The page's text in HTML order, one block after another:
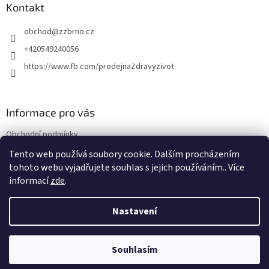
Tento web používá soubory cookie. Dalším procházením
tohoto webu vyjadřujete souhlas s jejich používáním.. Více
informacízde.
Nastavení
Souhlasím
Kontakt
obchod@zzbrno.cz
+420549240056
https://www.fb.com/prodejnaZdravyzivot
Informace pro vás
Obchodní podmínky
Podmínky ochrany osobních údajů
Copyright 2026E-shop Zdravý život. Všechna práva vyhrazena.